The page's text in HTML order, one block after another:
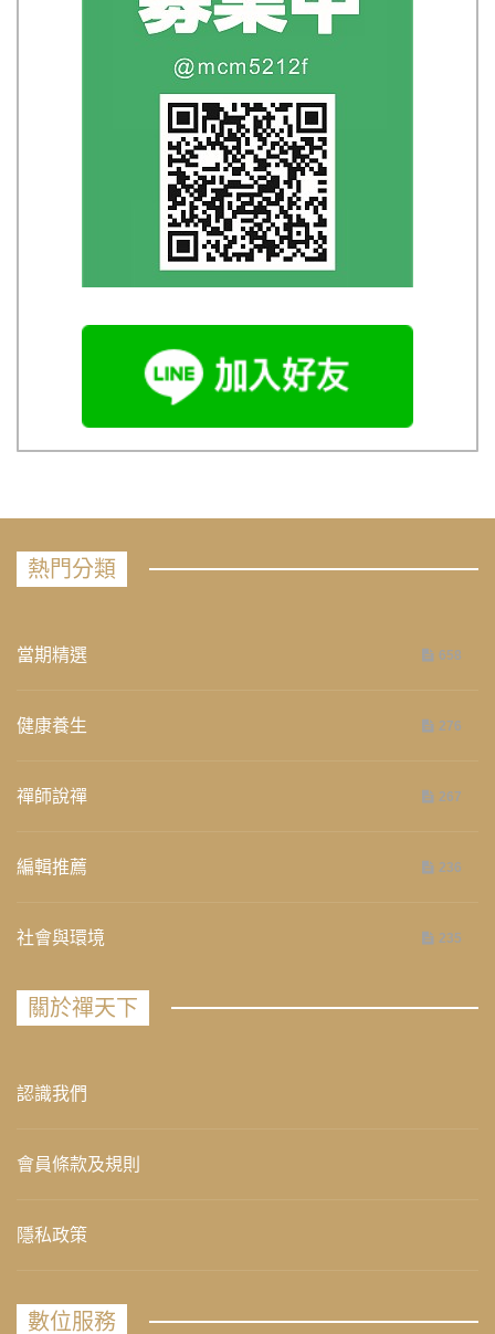
熱門分類
當期精選 658
健康養生 276
禪師說禪 267
編輯推薦 236
社會與環境 235
關於禪天下
認識我們
會員條款及規則
隱私政策
數位服務